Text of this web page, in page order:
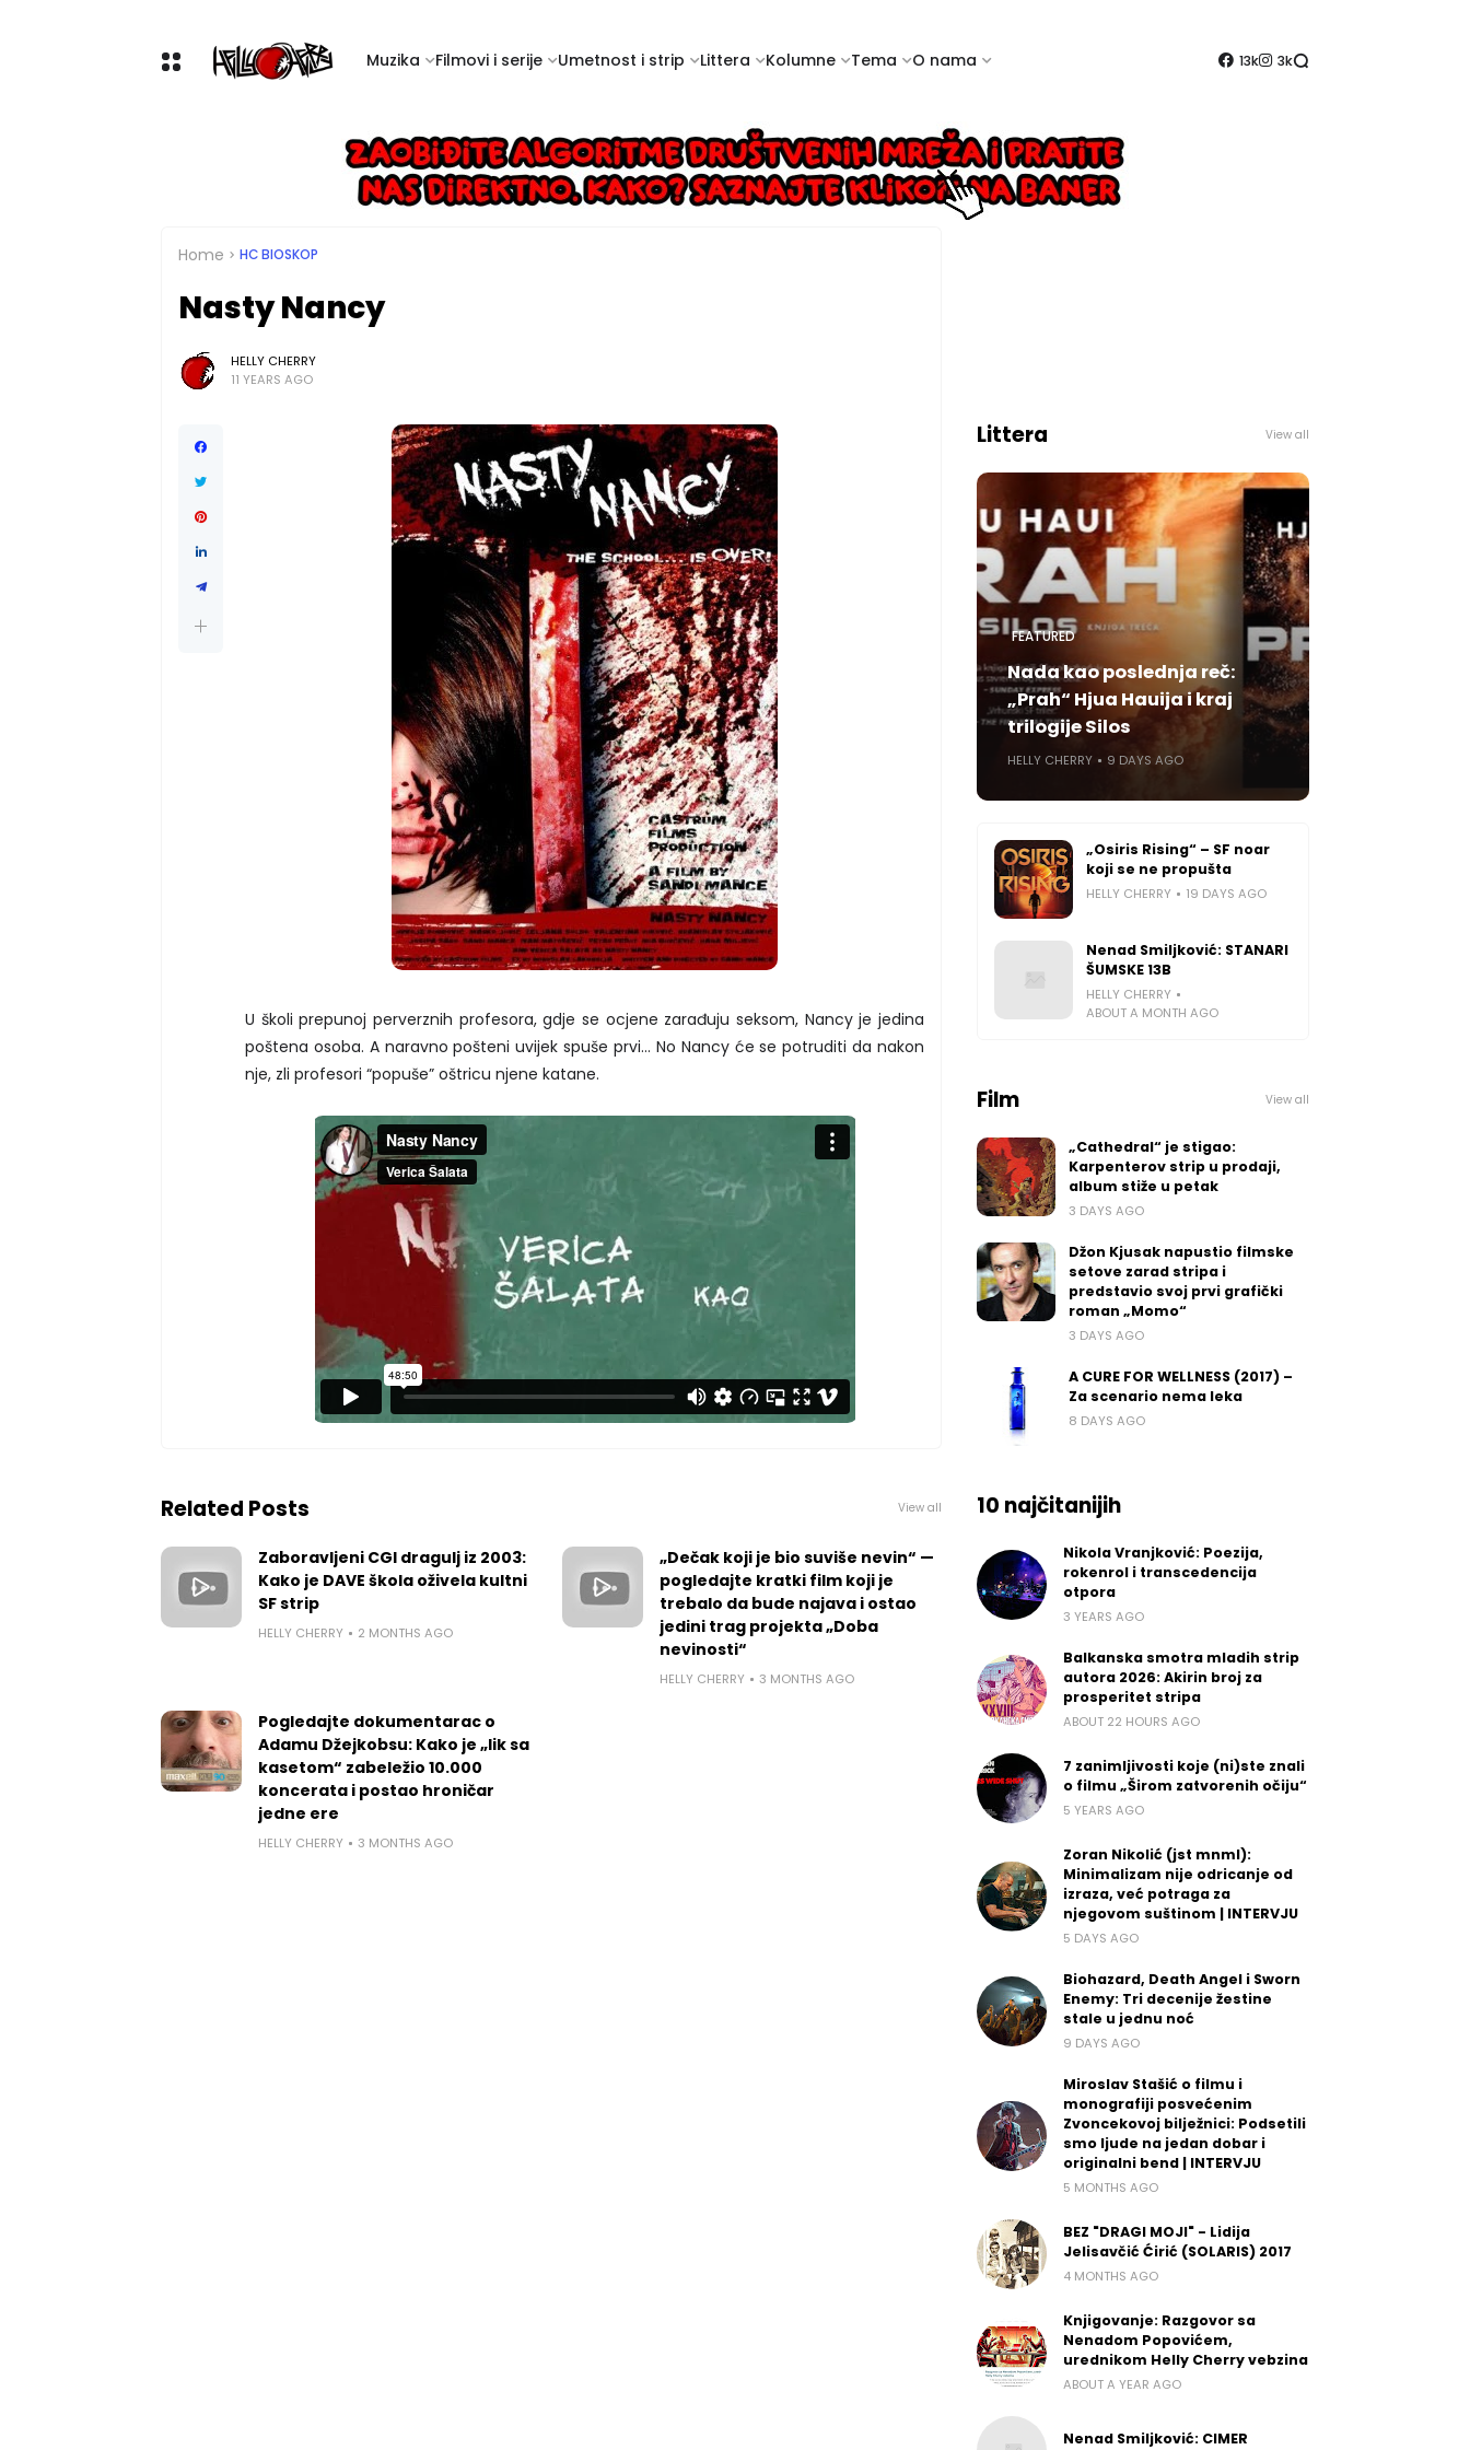
Muzika Filmovi i serije Umetnost i strip Littera Kolumne Tema O nama 13k 3k
Home HC BIOSKOP
Nasty Nancy
HELLY CHERRY
11 YEARS AGO
U školi prepunoj perverznih profesora, gdje se ocjene zarađuju seksom, Nancy je jedina
poštena osoba. A naravno pošteni uvijek spuše prvi… No Nancy će se potruditi da nakon
nje, zli profesori “popuše” oštricu njene katane.
Related Posts View all
Zaboravljeni CGI dragulj iz 2003:
Kako je DAVE škola oživela kultni
SF strip
HELLY CHERRY 2 MONTHS AGO
„Dečak koji je bio suviše nevin“ —
pogledajte kratki film koji je
trebalo da bude najava i ostao
jedini trag projekta „Doba
nevinosti“
HELLY CHERRY 3 MONTHS AGO
Pogledajte dokumentarac o
Adamu Džejkobsu: Kako je „lik sa
kasetom“ zabeležio 10.000
koncerata i postao hroničar
jedne ere
HELLY CHERRY 3 MONTHS AGO
Littera View all
FEATURED
Nada kao poslednja reč:
„Prah“ Hjua Hauija i kraj
trilogije Silos
HELLY CHERRY 9 DAYS AGO
„Osiris Rising“ – SF noar
koji se ne propušta
HELLY CHERRY 19 DAYS AGO
Nenad Smiljković: STANARI
ŠUMSKE 13B
HELLY CHERRY
ABOUT A MONTH AGO
Film View all
„Cathedral“ je stigao:
Karpenterov strip u prodaji,
album stiže u petak
3 DAYS AGO
Džon Kjusak napustio filmske
setove zarad stripa i
predstavio svoj prvi grafički
roman „Momo“
3 DAYS AGO
A CURE FOR WELLNESS (2017) –
Za scenario nema leka
8 DAYS AGO
10 najčitanijih
Nikola Vranjković: Poezija,
rokenrol i transcedencija
otpora
3 YEARS AGO
Balkanska smotra mladih strip
autora 2026: Akirin broj za
prosperitet stripa
ABOUT 22 HOURS AGO
7 zanimljivosti koje (ni)ste znali
o filmu „Širom zatvorenih očiju“
5 YEARS AGO
Zoran Nikolić (jst mnml):
Minimalizam nije odricanje od
izraza, već potraga za
njegovom suštinom | INTERVJU
5 DAYS AGO
Biohazard, Death Angel i Sworn
Enemy: Tri decenije žestine
stale u jednu noć
9 DAYS AGO
Miroslav Stašić o filmu i
monografiji posvećenim
Zvoncekovoj bilježnici: Podsetili
smo ljude na jedan dobar i
originalni bend | INTERVJU
5 MONTHS AGO
BEZ "DRAGI MOJI" - Lidija
Jelisavčić Ćirić (SOLARIS) 2017
4 MONTHS AGO
Knjigovanje: Razgovor sa
Nenadom Popovićem,
urednikom Helly Cherry vebzina
ABOUT A YEAR AGO
Nenad Smiljković: CIMER